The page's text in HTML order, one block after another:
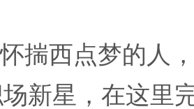
揣西点梦的人
新星，在这里